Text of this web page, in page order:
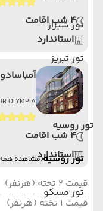
تور شیراز
تور تبریز
تور یزد
تور روسیه
تور روسیه(مشاهده
تور مسکو
4 شب اقامت
استاندارد
OLYMPIA
4 شب اقامت
استاندارد
قیمت 2 تخته (هرنفر)
قیمت 1 تخته (هرنفر)